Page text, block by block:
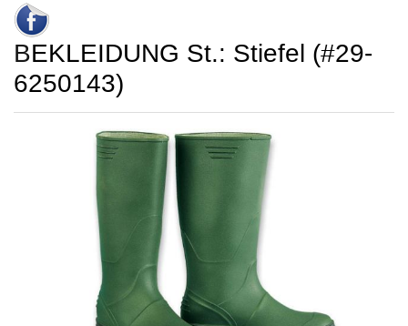
BEKLEIDUNG St.: Stiefel (#29-
6250143)